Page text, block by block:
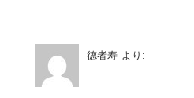
德者寿 より: